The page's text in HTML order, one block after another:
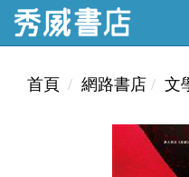
首頁 網路書店 文